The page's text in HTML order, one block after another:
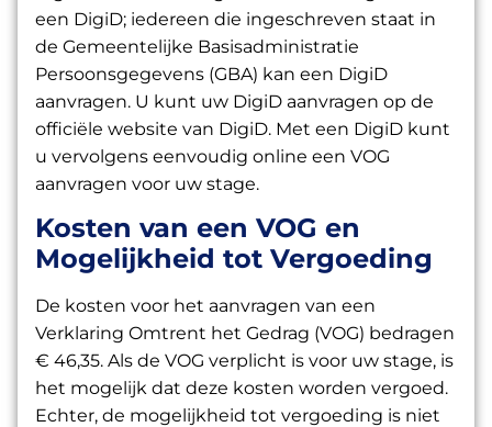
een DigiD; iedereen die ingeschreven staat in
de Gemeentelijke Basisadministratie
Persoonsgegevens (GBA) kan een DigiD
aanvragen. U kunt uw DigiD aanvragen op de
officiële website van DigiD. Met een DigiD kunt
u vervolgens eenvoudig online een VOG
aanvragen voor uw stage.
Kosten van een VOG en
Mogelijkheid tot Vergoeding
De kosten voor het aanvragen van een
Verklaring Omtrent het Gedrag (VOG) bedragen
€ 46,35. Als de VOG verplicht is voor uw stage, is
het mogelijk dat deze kosten worden vergoed.
Echter, de mogelijkheid tot vergoeding is niet